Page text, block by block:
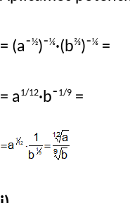
= (a⁻½)⁻⅙·(b⅔)⁻⅙ =
= a 1/12·b⁻ 1/9 =